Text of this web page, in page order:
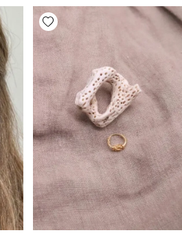
Add wishlist